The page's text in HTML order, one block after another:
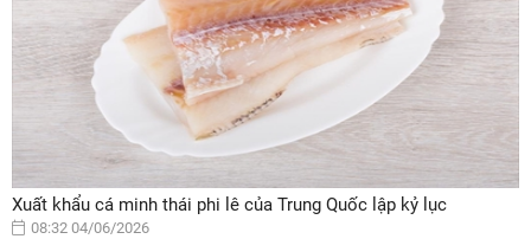
Xuất khẩu cá minh thái phi lê của Trung Quốc lập kỷ lục
08:32 04/06/2026